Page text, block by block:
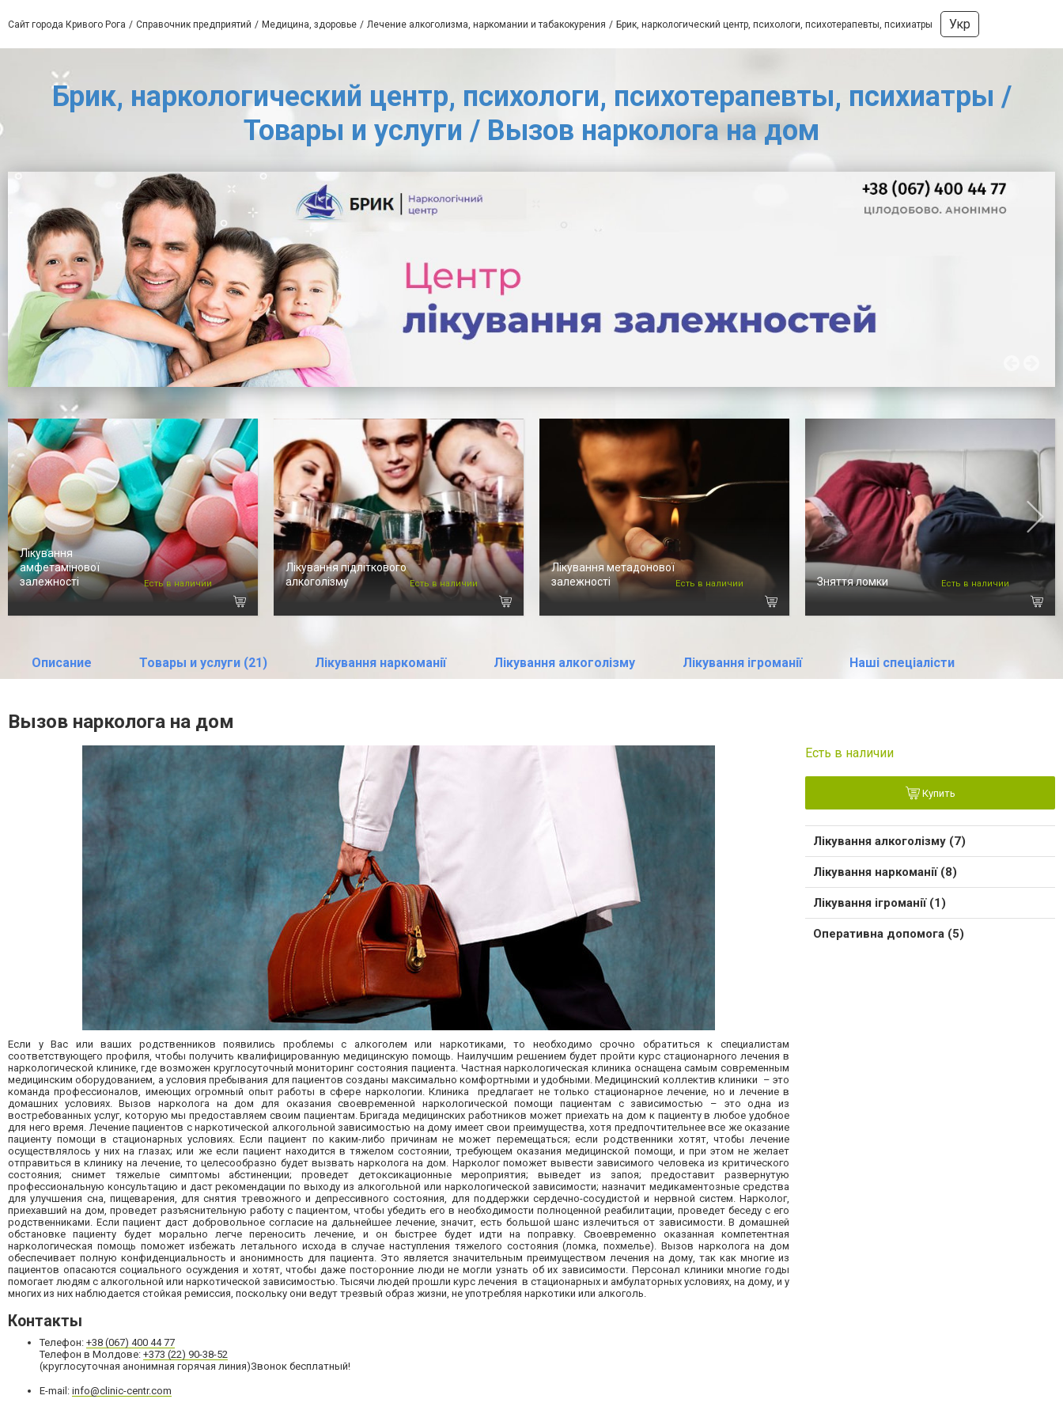
Сайт города Кривого Рога Справочник предприятий Медицина, здоровье Лечение алкоголизма, наркомании и табакокурения Брик, наркологический центр, психологи, психотерапевты, психиатры Укр
Брик, наркологический центр, психологи, психотерапевты, психиатры /
Товары и услуги / Вызов нарколога на дом
Лікування
амфетамінової
залежності
Есть в наличии
Лікування підліткового
алкоголізму
Есть в наличии
Лікування метадонової
залежності
Есть в наличии Зняття ломки Есть в наличии
Описание Товары и услуги (21) Лікування наркоманії Лікування алкоголізму Лікування ігроманії Наші спеціалісти
Вызов нарколога на дом
Если у Вас или ваших родственников появились проблемы с алкоголем или наркотиками, то необходимо срочно обратиться к специалистам
соответствующего профиля, чтобы получить квалифицированную медицинскую помощь. Наилучшим решением будет пройти курс стационарного лечения в
наркологической клинике, где возможен круглосуточный мониторинг состояния пациента. Частная наркологическая клиника оснащена самым современным
медицинским оборудованием, а условия пребывания для пациентов созданы максимально комфортными и удобными. Медицинский коллектив клиники – это
команда профессионалов, имеющих огромный опыт работы в сфере наркологии. Клиника предлагает не только стационарное лечение, но и лечение в
домашних условиях. Вызов нарколога на дом для оказания своевременной наркологической помощи пациентам с зависимостью – это одна из
востребованных услуг, которую мы предоставляем своим пациентам. Бригада медицинских работников может приехать на дом к пациенту в любое удобное
для него время. Лечение пациентов с наркотической алкогольной зависимостью на дому имеет свои преимущества, хотя предпочтительнее все же оказание
пациенту помощи в стационарных условиях. Если пациент по каким-либо причинам не может перемещаться; если родственники хотят, чтобы лечение
осуществлялось у них на глазах; или же если пациент находится в тяжелом состоянии, требующем оказания медицинской помощи, и при этом не желает
отправиться в клинику на лечение, то целесообразно будет вызвать нарколога на дом. Нарколог поможет вывести зависимого человека из критического
состояния; снимет тяжелые симптомы абстиненции; проведет детоксикационные мероприятия; выведет из запоя; предоставит развернутую
профессиональную консультацию и даст рекомендации по выходу из алкогольной или наркологической зависимости; назначит медикаментозные средства
для улучшения сна, пищеварения, для снятия тревожного и депрессивного состояния, для поддержки сердечно-сосудистой и нервной систем. Нарколог,
приехавший на дом, проведет разъяснительную работу с пациентом, чтобы убедить его в необходимости полноценной реабилитации, проведет беседу с его
родственниками. Если пациент даст добровольное согласие на дальнейшее лечение, значит, есть большой шанс излечиться от зависимости. В домашней
обстановке пациенту будет морально легче переносить лечение, и он быстрее будет идти на поправку. Своевременно оказанная компетентная
наркологическая помощь поможет избежать летального исхода в случае наступления тяжелого состояния (ломка, похмелье). Вызов нарколога на дом
обеспечивает полную конфиденциальность и анонимность для пациента. Это является значительным преимуществом лечения на дому, так как многие из
пациентов опасаются социального осуждения и хотят, чтобы даже посторонние люди не могли узнать об их зависимости. Персонал клиники многие годы
помогает людям с алкогольной или наркотической зависимостью. Тысячи людей прошли курс лечения в стационарных и амбулаторных условиях, на дому, и у
многих из них наблюдается стойкая ремиссия, поскольку они ведут трезвый образ жизни, не употребляя наркотики или алкоголь.
Контакты
Телефон: +38 (067) 400 44 77
Телефон в Молдове: +373 (22) 90-38-52
(круглосуточная анонимная горячая линия)Звонок бесплатный!
E-mail: info@clinic-centr.com
Есть в наличии
Купить
Лікування алкоголізму (7)
Лікування наркоманії (8)
Лікування ігроманії (1)
Оперативна допомога (5)